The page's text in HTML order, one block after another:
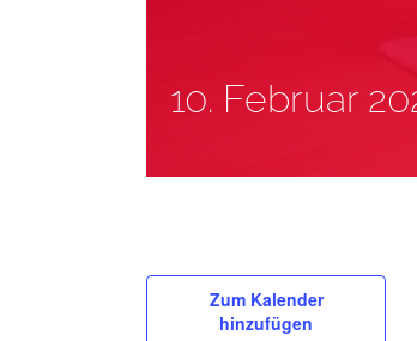
10. Februar
Zum Kalender
hinzufügen